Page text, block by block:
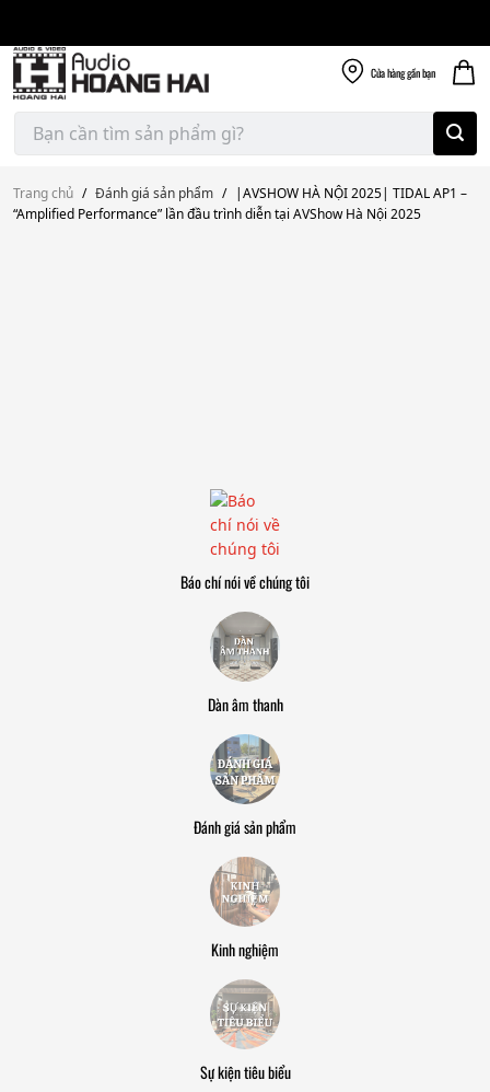
content
Cửa hànggần bạn
Tìm
kiếm:
Trang chủ / Đánh giá sản phẩm / |AVSHOW HÀ NỘI 2025| TIDAL AP1 –
“Amplified Performance” lần đầu trình diễn tại AVShow Hà Nội 2025
Báo chí nói về chúng tôi
Dàn âm thanh
Đánh giá sản phẩm
Kinh nghiệm
Sự kiện tiêu biểu